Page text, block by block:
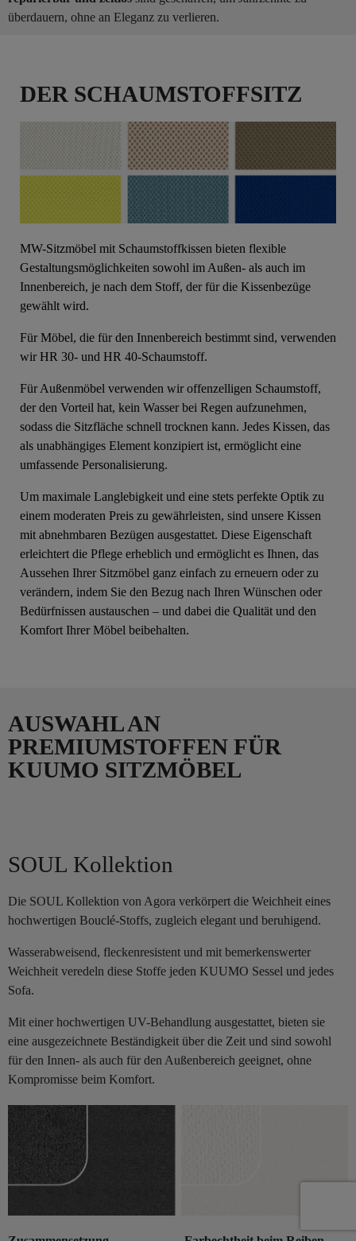
überdauern, ohne an Eleganz zu verlieren.
DER SCHAUMSTOFFSITZ
MW-Sitzmöbel mit Schaumstoffkissen bieten flexible
Gestaltungsmöglichkeiten sowohl im Außen- als auch im
Innenbereich, je nach dem Stoff, der für die Kissenbezüge
gewählt wird.
Für Möbel, die für den Innenbereich bestimmt sind, verwenden
wir HR 30- und HR 40-Schaumstoff.
Für Außenmöbel verwenden wir offenzelligen Schaumstoff,
der den Vorteil hat, kein Wasser bei Regen aufzunehmen,
sodass die Sitzfläche schnell trocknen kann. Jedes Kissen, das
als unabhängiges Element konzipiert ist, ermöglicht eine
umfassende Personalisierung.
Um maximale Langlebigkeit und eine stets perfekte Optik zu
einem moderaten Preis zu gewährleisten, sind unsere Kissen
mit abnehmbaren Bezügen ausgestattet. Diese Eigenschaft
erleichtert die Pflege erheblich und ermöglicht es Ihnen, das
Aussehen Ihrer Sitzmöbel ganz einfach zu erneuern oder zu
verändern, indem Sie den Bezug nach Ihren Wünschen oder
Bedürfnissen austauschen – und dabei die Qualität und den
Komfort Ihrer Möbel beibehalten.
AUSWAHL AN
PREMIUMSTOFFEN FÜR
KUUMO SITZMÖBEL
SOUL Kollektion
Die SOUL Kollektion von Agora verkörpert die Weichheit eines
hochwertigen Bouclé-Stoffs, zugleich elegant und beruhigend.
Wasserabweisend, fleckenresistent und mit bemerkenswerter
Weichheit veredeln diese Stoffe jeden KUUMO Sessel und jedes
Sofa.
Mit einer hochwertigen UV-Behandlung ausgestattet, bieten sie
eine ausgezeichnete Beständigkeit über die Zeit und sind sowohl
für den Innen- als auch für den Außenbereich geeignet, ohne
Kompromisse beim Komfort.